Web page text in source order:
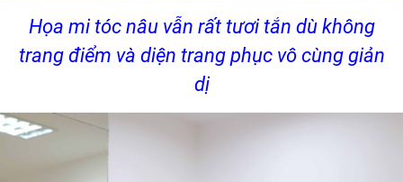
Họa mi tóc nâu vẫn rất tươi tắn dù không
trang điểm và diện trang phục vô cùng giản
dị